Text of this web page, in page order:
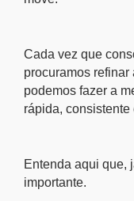
Cada vez que
procuramos
podemos fazer a
rápida, consistente
Entenda aqui que,
importante.